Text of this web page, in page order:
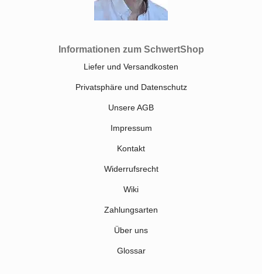
Informationen zum SchwertShop
Liefer und Versandkosten
Privatsphäre und Datenschutz
Unsere AGB
Impressum
Kontakt
Widerrufsrecht
Wiki
Zahlungsarten
Über uns
Glossar